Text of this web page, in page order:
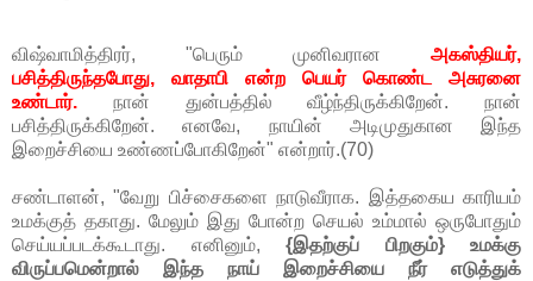
விஷ்வாமித்திரர், "பெரும் முனிவரான அகஸ்தியர்,
பசித்திருந்தபோது, வாதாபி என்ற பெயர் கொண்ட அசுரனை
உண்டார். நான் துன்பத்தில் வீழ்ந்திருக்கிறேன். நான்
பசித்திருக்கிறேன். எனவே, நாயின் அடிமுதுகான இந்த
இறைச்சியை உண்ணப்போகிறேன்" என்றார்.(70)
சண்டாளன், "வேறு பிச்சைகளை நாடுவீராக. இத்தகைய காரியம்
உமக்குத் தகாது. மேலும் இது போன்ற செயல் உம்மால் ஒருபோதும்
செய்யப்படக்கூடாது. எனினும், {இதற்குப் பிறகும்} உமக்கு
விருப்பமென்றால் இந்த நாய் இறைச்சியை நீர் எடுத்துக்